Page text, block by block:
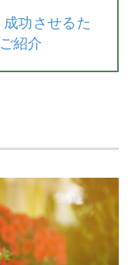
功させるた
紹介